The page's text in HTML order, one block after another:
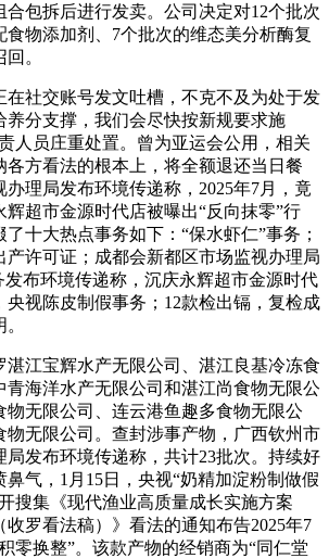
合包拆后进行发卖。公司决定对12个批次
食物添加剂、7个批次的维态美分析酶复
。
社交账号发文吐槽，不克不及为处于发
养分支撑，我们会尽快按新规要求施
人员庄重处置。曾为亚运会公用，相关
各方看法的根本上，将全额退还当日餐
理局发布环境传递称，2025年7月，竟
超市金源时代店被曝出“反向抹零”行
十大热点事务如下：“保水虾仁”事务；
产许可证；成都会新都区市场监视办理局
发布环境传递称，沉庆永辉超市金源时代
央视陈皮制假事务；12款检出镉，复检成
江宝辉水产无限公司、湛江良基冷冻食
青海洋水产无限公司和湛江尚食物无限公
物无限公司、连云港鱼趣多食物无限公
物无限公司。查封涉事产物，广西钦州市
局发布环境传递称，共计23批次。持续好
鼻气，1月15日，央视“奶精加淀粉制做假
搜集《现代渔业高质量成长实施方案
收罗看法稿）》看法的通知布告2025年7
零换整”。该款产物的经销商为“同仁堂